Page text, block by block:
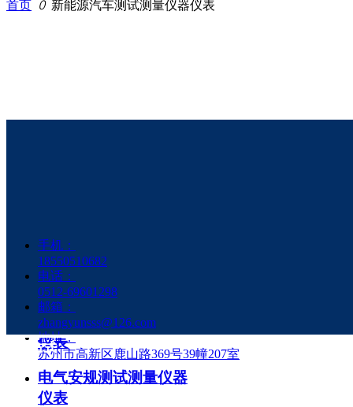
首页 ꄲ 新能源汽车测试测量仪器仪表
电池测试及自动化测量
仪器仪表
被动元件测试测量仪器
仪表
电气安规测试测量仪器
仪表
手机：
18550510682
电话：
0512-69601298
邮箱：
zhangyunsss@126.com
地址：
苏州市高新区鹿山路369号39幢207室
联系方式